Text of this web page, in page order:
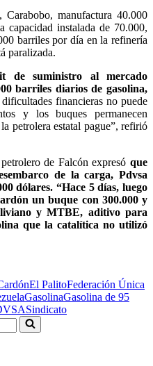
manufactura 40.000
capacidad instalada de 70.000,
barriles por día en la refinería
paralizada.
de suministro al mercado
barriles diarios de gasolina,
financieras no puede
y los buques permanecen
petrolera estatal pague”, refirió
de Falcón expresó que
de la carga, Pdvsa
dólares. “Hace 5 días, luego
un buque con 300.000 y
y MTBE, aditivo para
que la catalítica no utilizó
El PalitoFederación Única
GasolinaGasolina de 95
Sindicato